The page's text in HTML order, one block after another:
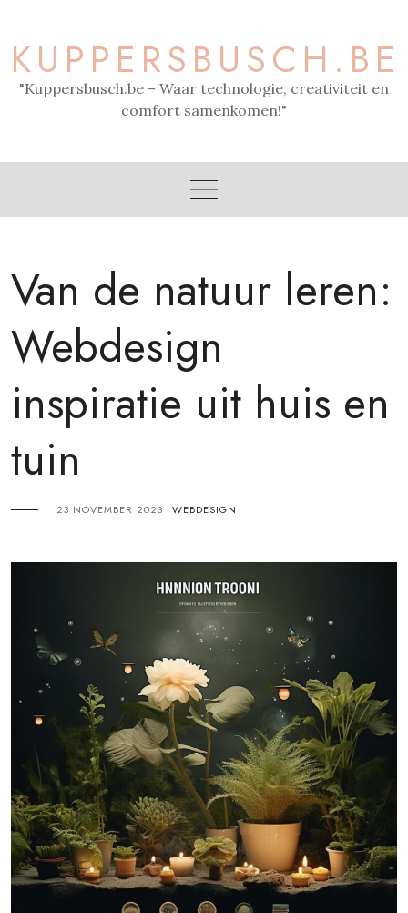
content
KUPPERSBUSCH.BE
"Kuppersbusch.be – Waar technologie, creativiteit en
comfort samenkomen!"
Van de natuur leren:
Webdesign
inspiratie uit huis en
tuin
23 NOVEMBER 2023 WEBDESIGN